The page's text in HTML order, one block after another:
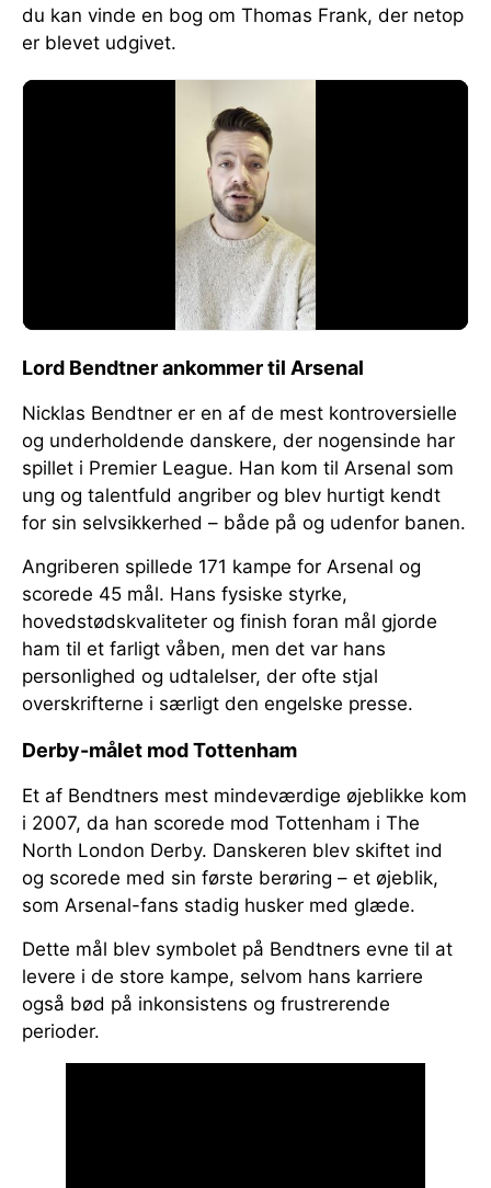
du kan vinde en bog om Thomas Frank, der netop
er blevet udgivet.
Lord Bendtner ankommer til Arsenal
Nicklas Bendtner er en af de mest kontroversielle
og underholdende danskere, der nogensinde har
spillet i Premier League. Han kom til Arsenal som
ung og talentfuld angriber og blev hurtigt kendt
for sin selvsikkerhed – både på og udenfor banen.
Angriberen spillede 171 kampe for Arsenal og
scorede 45 mål. Hans fysiske styrke,
hovedstødskvaliteter og finish foran mål gjorde
ham til et farligt våben, men det var hans
personlighed og udtalelser, der ofte stjal
overskrifterne i særligt den engelske presse.
Derby-målet mod Tottenham
Et af Bendtners mest mindeværdige øjeblikke kom
i 2007, da han scorede mod Tottenham i The
North London Derby. Danskeren blev skiftet ind
og scorede med sin første berøring – et øjeblik,
som Arsenal-fans stadig husker med glæde.
Dette mål blev symbolet på Bendtners evne til at
levere i de store kampe, selvom hans karriere
også bød på inkonsistens og frustrerende
perioder.